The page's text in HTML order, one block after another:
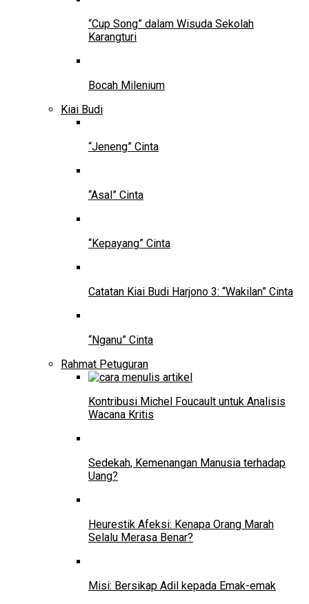
“Cup Song” dalam Wisuda Sekolah
Karangturi
Bocah Milenium
Kiai Budi
“Jeneng” Cinta
“Asal” Cinta
“Kepayang” Cinta
Catatan Kiai Budi Harjono 3: “Wakilan” Cinta
“Nganu” Cinta
Rahmat Petuguran
Kontribusi Michel Foucault untuk Analisis
Wacana Kritis
Sedekah, Kemenangan Manusia terhadap
Uang?
Heurestik Afeksi: Kenapa Orang Marah
Selalu Merasa Benar?
Misi: Bersikap Adil kepada Emak-emak